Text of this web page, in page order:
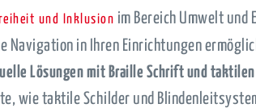
und Inklusion im Bereich Umwelt und
Navigation in Ihren Einrichtungen
Lösungen mit Braille Schrift und
wie taktile Schilder und